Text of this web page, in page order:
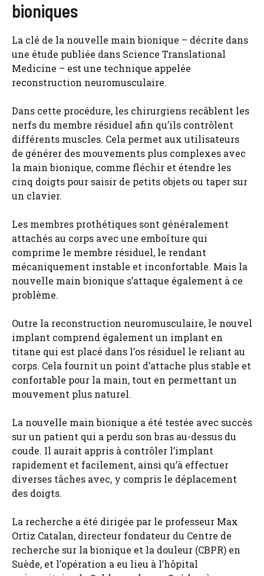
bioniques
La clé de la nouvelle main bionique – décrite dans
une étude publiée dans Science Translational
Medicine – est une technique appelée
reconstruction neuromusculaire.
Dans cette procédure, les chirurgiens recâblent les
nerfs du membre résiduel afin qu’ils contrôlent
différents muscles. Cela permet aux utilisateurs
de générer des mouvements plus complexes avec
la main bionique, comme fléchir et étendre les
cinq doigts pour saisir de petits objets ou taper sur
un clavier.
Les membres prothétiques sont généralement
attachés au corps avec une emboîture qui
comprime le membre résiduel, le rendant
mécaniquement instable et inconfortable. Mais la
nouvelle main bionique s’attaque également à ce
problème.
Outre la reconstruction neuromusculaire, le nouvel
implant comprend également un implant en
titane qui est placé dans l’os résiduel le reliant au
corps. Cela fournit un point d’attache plus stable et
confortable pour la main, tout en permettant un
mouvement plus naturel.
La nouvelle main bionique a été testée avec succès
sur un patient qui a perdu son bras au-dessus du
coude. Il aurait appris à contrôler l’implant
rapidement et facilement, ainsi qu’à effectuer
diverses tâches avec, y compris le déplacement
des doigts.
La recherche a été dirigée par le professeur Max
Ortiz Catalan, directeur fondateur du Centre de
recherche sur la bionique et la douleur (CBPR) en
Suède, et l’opération a eu lieu à l’hôpital